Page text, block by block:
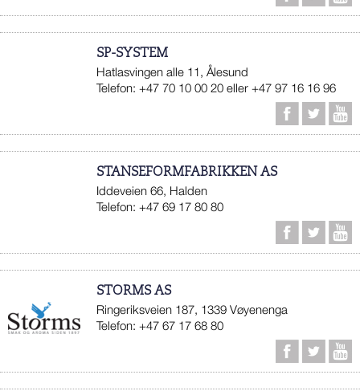
SP-SYSTEM
Hatlasvingen alle 11, Ålesund
Telefon: +47 70 10 00 20 eller +47 97 16 16 96
STANSEFORMFABRIKKEN AS
Iddeveien 66, Halden
Telefon: +47 69 17 80 80
STORMS AS
Ringeriksveien 187, 1339 Vøyenenga
Telefon: +47 67 17 68 80